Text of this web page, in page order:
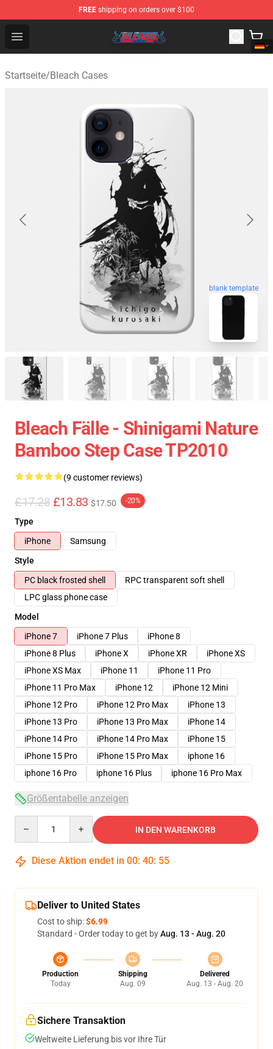
FREE shipping on orders over $100
Open menu
Bleach Store - Official Bleach Merchandise Shop
Startseite/Bleach Cases
blank template
Bleach Fälle - Shinigami Nature
Bamboo Step Case TP2010
(9 customer reviews)
£17.28 £13.83 $17.50 -20%
Type
iPhone
Samsung
Style
PC black frosted shell
RPC transparent soft shell
LPC glass phone case
Model
iPhone 7
iPhone 7 Plus
iPhone 8
iPhone 8 Plus
iPhone X iPhone XR
iPhone XS
iPhone XS Max
iPhone 11
iPhone 11 Pro
iPhone 11 Pro Max
iPhone 12
iPhone 12 Mini
iPhone 12 Pro
iPhone 12 Pro Max
iPhone 13
iPhone 13 Pro
iPhone 13 Pro Max
iPhone 14
iPhone 14 Pro
iPhone 14 Pro Max
iPhone 15
iPhone 15 Pro
iPhone 15 Pro Max
iphone 16
iphone 16 Pro
iphone 16 Plus iphone 16 Pro Max
Größentabelle anzeigen
IN DEN WARENKORB
Diese Aktion endet in 00: 40: 54
Deliver to United States
Cost to ship:$6.99
Standard - Order today to get byAug. 13 - Aug. 20
Production
Today
Shipping
Aug. 09
Delivered
Aug. 13 - Aug. 20
Sichere Transaktion
Weltweite Lieferung bis vor Ihre Tür